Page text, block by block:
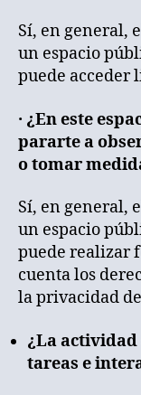
Sí, en general,
un espacio
puede acceder
· ¿En este
pararte a
o tomar
Sí, en general,
un espacio
puede realizar
cuenta los
la privacidad
¿La
tareas e